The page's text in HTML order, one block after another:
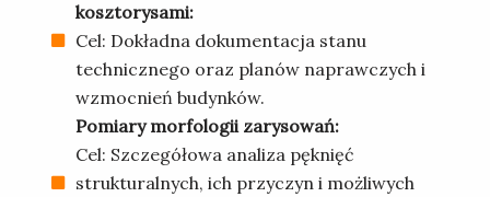
kosztorysami:
Cel: Dokładna dokumentacja stanu
technicznego oraz planów naprawczych i
wzmocnień budynków.
Pomiary morfologii zarysowań:
Cel: Szczegółowa analiza pęknięć
strukturalnych, ich przyczyn i możliwych